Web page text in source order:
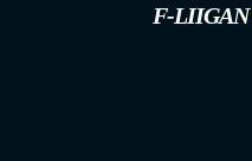
F-LIIGAN